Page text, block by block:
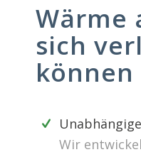
Wärme
sich
können
Wir